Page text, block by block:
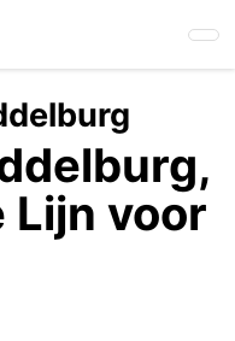
Lijn voor